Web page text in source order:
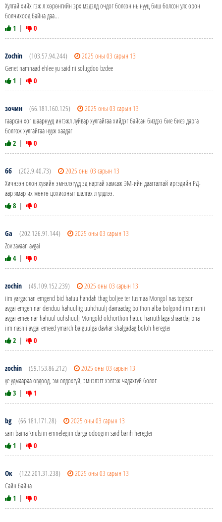
Хулгай хийх гэж л хөрөнгийн эрх мэдэлд очдог болсон нь нууц биш болсон улс орон
болчихоод байна даа...
1 | 0
Zochin (103.57.94.244)
2025 оны 03 сарын 13
Genet namnaad ehlee yu said ni solugdoo bzdee
1 | 0
зочин (66.181.160.125)
2025 оны 03 сарын 13
таарсан хог шаарнууд ингэжл луйвар хулгайгаа хийдэг байсан биздээ бие биеэ дарга
болгож хулгайгаа нууж хаадаг
2 | 0
бб (202.9.40.73)
2025 оны 03 сарын 13
Хичнээн олон хувийн эмнэлэгүүд эд нартай хамсаж ЭМ-ийн даатгалтай иргэдийн РД-
аар ямар их мөнгө цохисоныг шалгах л үлдлээ.
8 | 0
Ga (202.126.91.144)
2025 оны 03 сарын 13
Zov zavaan avgai
4 | 0
zochin (49.109.152.239)
2025 оны 03 сарын 13
iim yargachan emgend bid hatuu handah thag boljee ter tusmaa Mongol nas togtson
avgai emgen nar denduu hahuuliig uuhchuulj davraadag bolthon alba bolgond iim nasnii
avgai emee nar hahuul uuhshuulj Mongold olchorthon hatuu hariuthlaga shaardaj bna
iim nasnii avgai emeed ymarch baiguulga davhar shalgadag boloh heregtei
2 | 0
zochin (59.153.86.212)
2025 оны 03 сарын 13
үе удмаараа өвдөөд, эм олдохгүй, эмнэлэгт хэвтэж чадахгүй болог
3 | 1
bg (66.181.171.28)
2025 оны 03 сарын 13
sain baina \nulsiin emnelegiin darga odoogiin said barih heregtei
1 | 0
Ок (122.201.31.238)
2025 оны 03 сарын 13
Сайн байна
1 | 0